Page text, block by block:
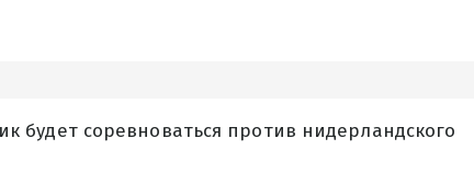
будет соревноваться против нидерландского